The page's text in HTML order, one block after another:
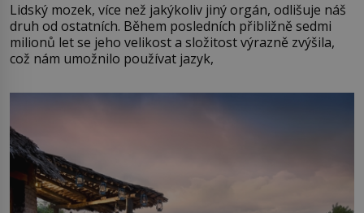
Lidský mozek, více než jakýkoliv jiný orgán, odlišuje náš
druh od ostatních. Během posledních přibližně sedmi
milionů let se jeho velikost a složitost výrazně zvýšila,
což nám umožnilo používat jazyk,